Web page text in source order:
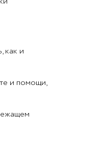
как и
и помощи,